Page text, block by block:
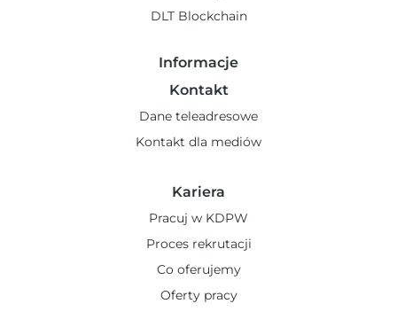
DLT Blockchain
Informacje
Kontakt
Dane teleadresowe
Kontakt dla mediów
Kariera
Pracuj w KDPW
Proces rekrutacji
Co oferujemy
Oferty pracy